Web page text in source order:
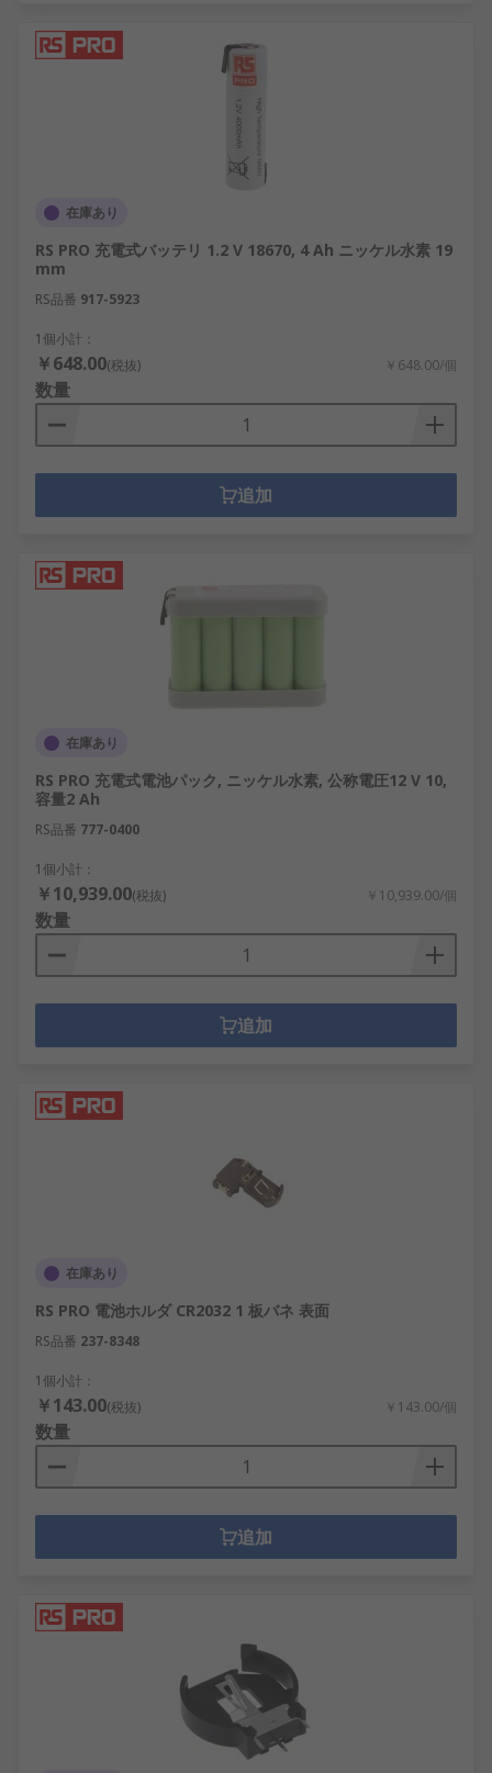
在庫あり
RS PRO 充電式バッテリ 1.2 V 18670, 4 Ah ニッケル水素 19
mm
RS品番 917-5923
1個小計：
￥648.00(税抜) ￥648.00/個
数量
追加
在庫あり
RS PRO 充電式電池パック, ニッケル水素, 公称電圧12 V 10,
容量2 Ah
RS品番 777-0400
1個小計：
￥10,939.00(税抜) ￥10,939.00/個
数量
追加
在庫あり
RS PRO 電池ホルダ CR2032 1 板バネ 表面
RS品番 237-8348
1個小計：
￥143.00(税抜) ￥143.00/個
数量
追加